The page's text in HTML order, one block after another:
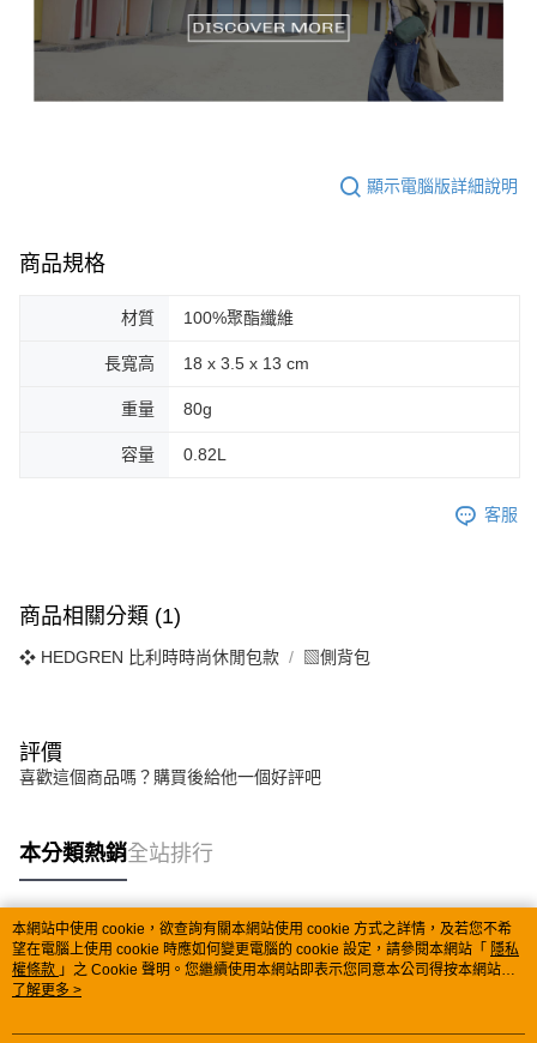
顯示電腦版詳細說明
商品規格
材質 100%聚酯纖維
長寬高 18 x 3.5 x 13 cm
重量 80g
容量 0.82L
客服
商品相關分類 (1)
❖ HEDGREN 比利時時尚休閒包款 ▧側背包
評價
喜歡這個商品嗎？購買後給他一個好評吧
本分類熱銷全站排行
熱門標籤
本網站中使用 cookie，欲查詢有關本網站使用 cookie 方式之詳情，及若您不希
望在電腦上使用 cookie 時應如何變更電腦的 cookie 設定，請參閱本網站「 隱私
權條款 」之 Cookie 聲明。您繼續使用本網站即表示您同意本公司得按本網站使
用條款之 Cookie 聲明使用 cookie。
了解更多 >